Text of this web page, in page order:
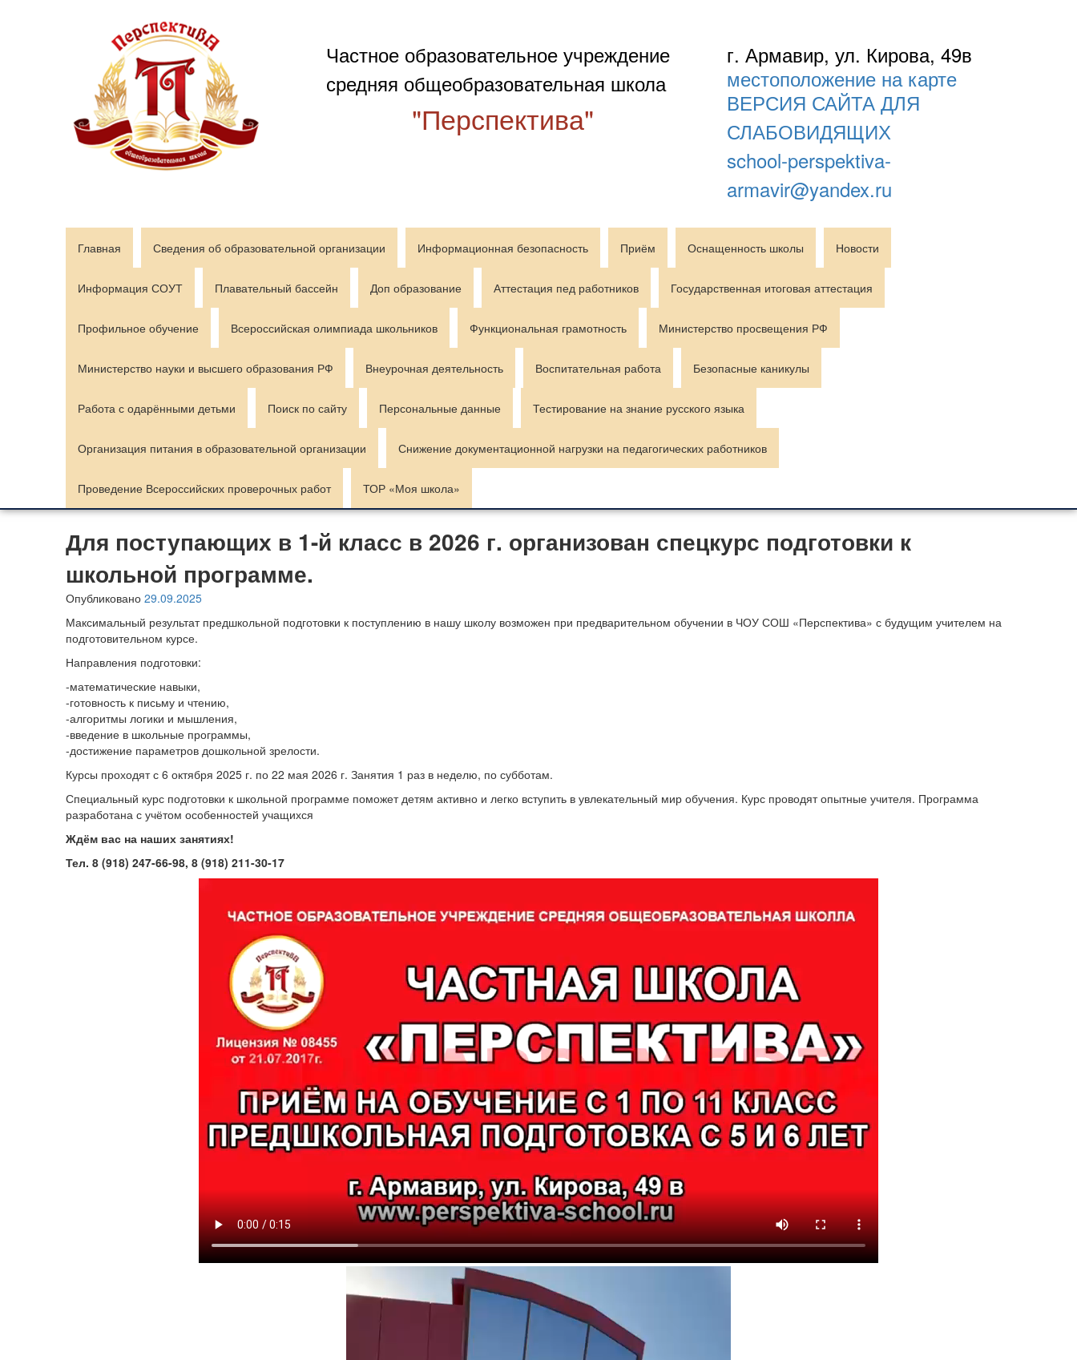
Частное образовательное учреждение
средняя общеобразовательная школа
"Перспектива"
г. Армавир, ул. Кирова, 49в
местоположение на карте
ВЕРСИЯ САЙТА ДЛЯ
СЛАБОВИДЯЩИХ
school-perspektiva-
armavir@yandex.ru
Главная Сведения об образовательной организации Информационная безопасность Приём Оснащенность школы Новости
Информация СОУТ Плавательный бассейн Доп образование Аттестация пед работников Государственная итоговая аттестация
Профильное обучение Всероссийская олимпиада школьников Функциональная грамотность Министерство просвещения РФ
Министерство науки и высшего образования РФ Внеурочная деятельность Воспитательная работа Безопасные каникулы
Работа с одарёнными детьми Поиск по сайту Персональные данные Тестирование на знание русского языка
Организация питания в образовательной организации Снижение документационной нагрузки на педагогических работников
Проведение Всероссийских проверочных работ ТОР «Моя школа»
Для поступающих в 1-й класс в 2026 г. организован спецкурс подготовки к
школьной программе.
Опубликовано 29.09.2025
Максимальный результат предшкольной подготовки к поступлению в нашу школу возможен при предварительном обучении в ЧОУ СОШ «Перспектива» с будущим учителем на
подготовительном курсе.
Направления подготовки:
-математические навыки,
-готовность к письму и чтению,
-алгоритмы логики и мышления,
-введение в школьные программы,
-достижение параметров дошкольной зрелости.
Курсы проходят с 6 октября 2025 г. по 22 мая 2026 г. Занятия 1 раз в неделю, по субботам.
Специальный курс подготовки к школьной программе поможет детям активно и легко вступить в увлекательный мир обучения. Курс проводят опытные учителя. Программа
разработана с учётом особенностей учащихся
Ждём вас на наших занятиях!
Тел. 8 (918) 247-66-98, 8 (918) 211-30-17